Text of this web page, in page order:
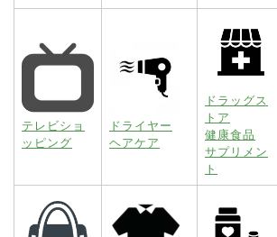
テレビショ
ッピング
ドライヤー
ヘアケア
ドラッグス
トア
健康食品
サプリメン
ト